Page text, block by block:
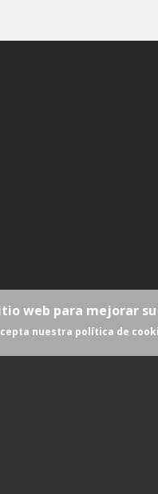
web para mejorar
nuestra política de